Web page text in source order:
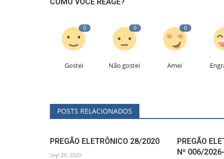
0
Gostei
0
Não gostei
0
Amei
POSTS RELACIONADOS
PREGÃO ELETRÔNICO 28/2020
Sep 29, 2020
PREGÃO
Nº 006/